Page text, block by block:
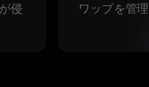
侵
ワップを管